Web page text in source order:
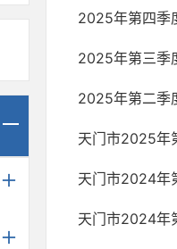
2025年第四季
2025年第三季
2025年第二季
天门市2025年
天门市2024年
天门市2024年